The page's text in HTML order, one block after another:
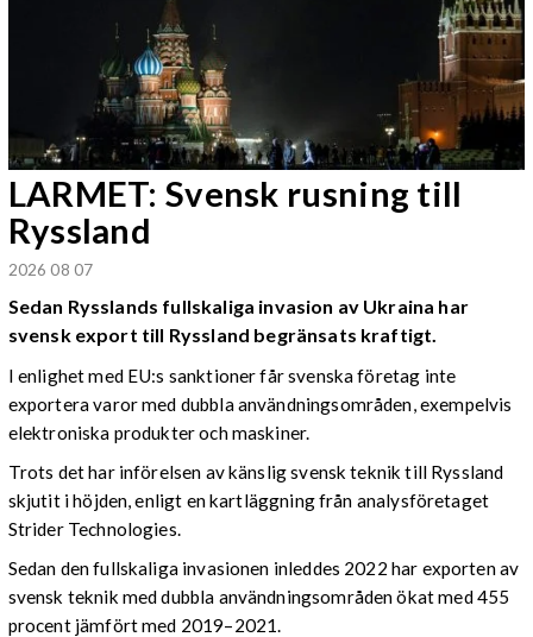
LARMET: Svensk rusning till
Ryssland
2026 08 07
Sedan Rysslands fullskaliga invasion av Ukraina har
svensk export till Ryssland begränsats kraftigt.
I enlighet med EU:s sanktioner får svenska företag inte
exportera varor med dubbla användningsområden, exempelvis
elektroniska produkter och maskiner.
Trots det har införelsen av känslig svensk teknik till Ryssland
skjutit i höjden, enligt en kartläggning från analysföretaget
Strider Technologies.
Sedan den fullskaliga invasionen inleddes 2022 har exporten av
svensk teknik med dubbla användningsområden ökat med 455
procent jämfört med 2019–2021.